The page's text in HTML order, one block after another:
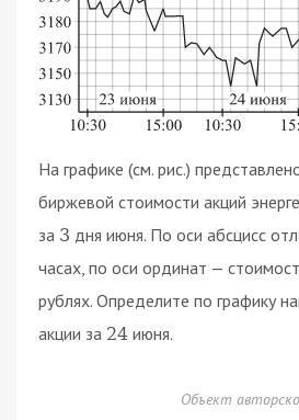
На графике (см. рис.)
биржевой стоимости акций
за 3 дня июня. По оси абсцисс
часах, по оси ординат —
рублях. Определите по графику
акции за 24 июня.
Объект